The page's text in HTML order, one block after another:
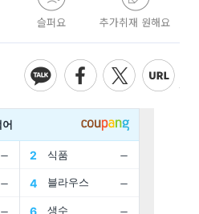
슬퍼요 추가취재 원해요